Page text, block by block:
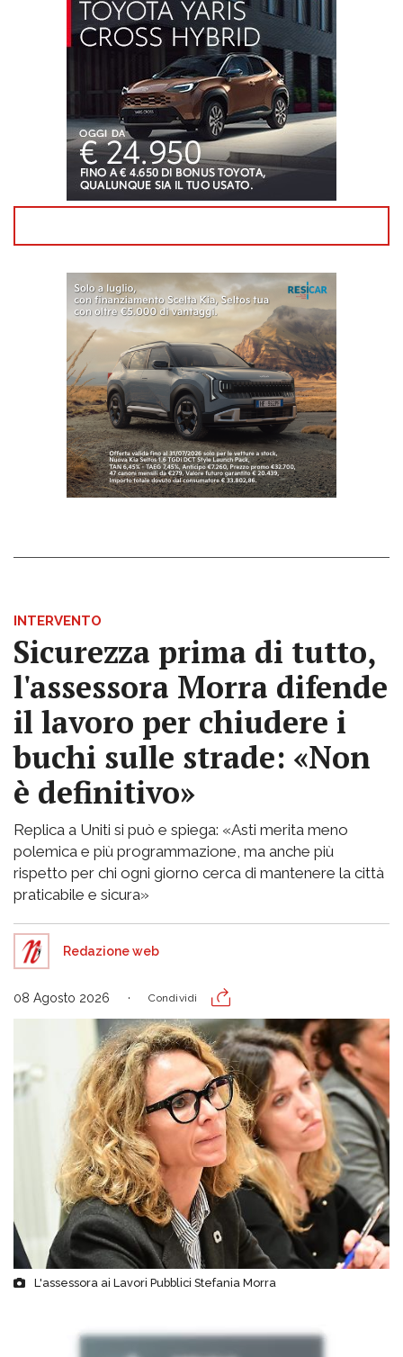
INTERVENTO
Sicurezza prima di tutto,
l'assessora Morra difende
il lavoro per chiudere i
buchi sulle strade: «Non
è definitivo»
Replica a Uniti si può e spiega: «Asti merita meno
polemica e più programmazione, ma anche più
rispetto per chi ogni giorno cerca di mantenere la città
praticabile e sicura»
Redazione web
08 Agosto 2026 Condividi
L'assessora ai Lavori Pubblici Stefania Morra